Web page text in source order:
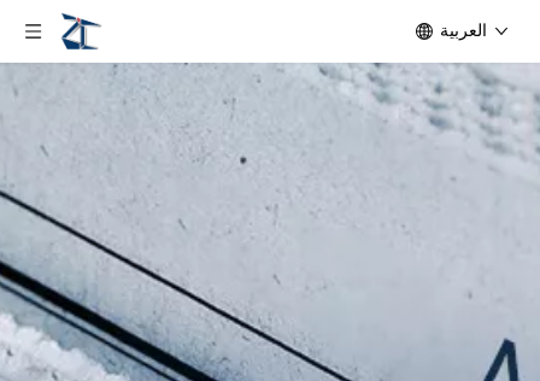
العربية